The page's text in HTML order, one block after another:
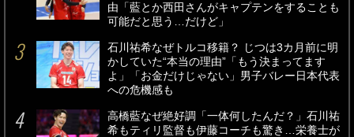
由「藍とか西田さんがキャプテンをすることも
可能だと思う…だけど」
石川祐希なぜトルコ移籍？ じつは3カ月前に明
かしていた“本当の理由”「もう決まってます
よ」「お金だけじゃない」男子バレー日本代表
への危機感も
高橋藍なぜ絶好調「一体何したんだ？」石川祐
希もティリ監督も伊藤コーチも驚き…栄養士が